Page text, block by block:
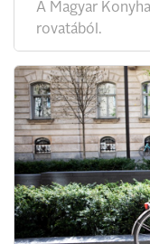
A Magyar
rovatából.